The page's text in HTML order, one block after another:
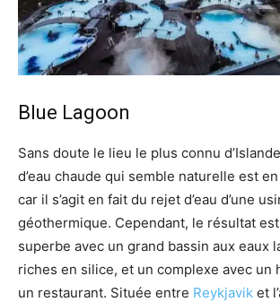
Blue Lagoon
Sans doute le lieu le plus connu
d’eau chaude qui semble naturelle est
car il s’agit en fait du rejet d’eau d’une
géothermique. Cependant, le résultat
superbe avec un grand bassin aux eaux
riches en silice, et un complexe avec un
un restaurant. Située entre Reykjavik et